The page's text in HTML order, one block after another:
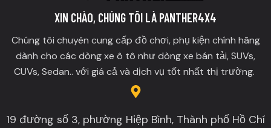
XIN CHÀO, CHÚNG TÔI LÀ PANTHER4X4
Chúng tôi chuyên cung cấp đồ chơi, phụ kiện chính hãng
dành cho các dòng xe ô tô như dòng xe bán tải, SUVs,
CUVs, Sedan.. với giá cả và dịch vụ tốt nhất thị trường.
19 đường số 3, phường Hiệp Bình, Thành phố Hồ Chí